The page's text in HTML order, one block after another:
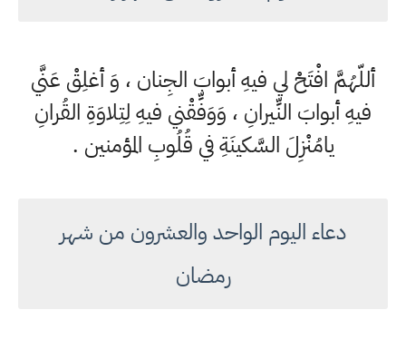
أللّهُمَّ افْتَحْ لي فيهِ أبوابَ الجِنان ، وَ أغلِقْ عَنَّي
فيهِ أبوابَ النِّيرانِ ، وَوَفِّقْني فيهِ لِتِلاوَةِ القُرانِ
يامُنْزِلَ السَّكينَةِ في قُلُوبِ المؤمنين .
دعاء اليوم الواحد والعشرون من شهر
رمضان